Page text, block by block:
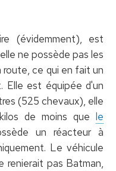
(évidemment), est
ne possède pas les
route, ce qui en fait un
est équipée d'un
(525 chevaux), elle
de moins quele
un réacteur à
Le véhicule
renierait pas Batman,